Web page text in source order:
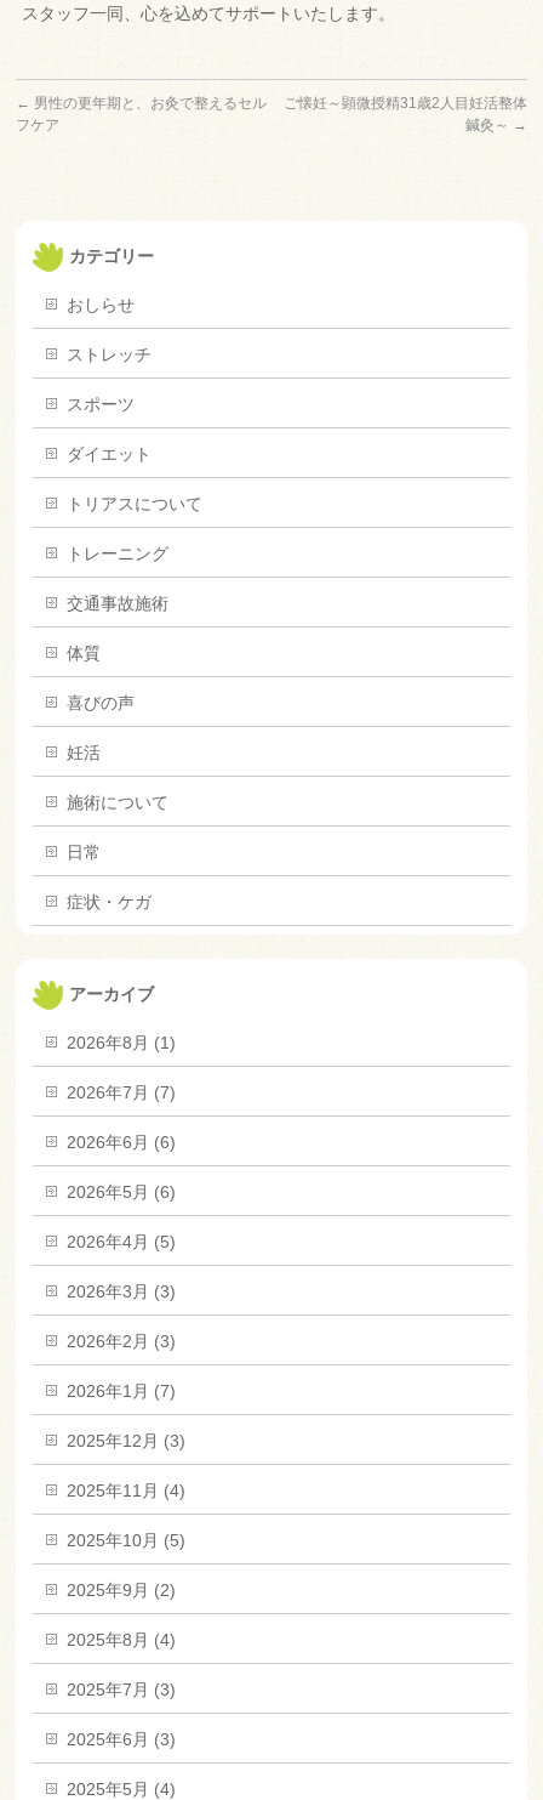
スタッフ一同、心を込めてサポートいたします。
← 男性の更年期と、お灸で整えるセル
フケア
ご懐妊～顕微授精31歳2人目妊活整体
鍼灸～ →
カテゴリー
おしらせ
ストレッチ
スポーツ
ダイエット
トリアスについて
トレーニング
交通事故施術
体質
喜びの声
妊活
施術について
日常
症状・ケガ
アーカイブ
2026年8月 (1)
2026年7月 (7)
2026年6月 (6)
2026年5月 (6)
2026年4月 (5)
2026年3月 (3)
2026年2月 (3)
2026年1月 (7)
2025年12月 (3)
2025年11月 (4)
2025年10月 (5)
2025年9月 (2)
2025年8月 (4)
2025年7月 (3)
2025年6月 (3)
2025年5月 (4)